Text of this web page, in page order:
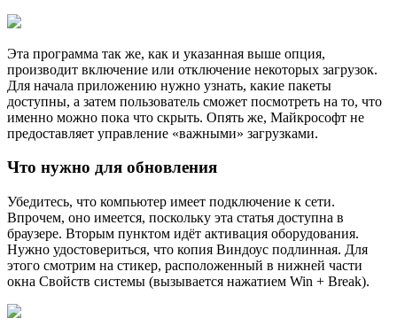
Эта программа так же, как и указанная выше опция,
производит включение или отключение некоторых загрузок.
Для начала приложению нужно узнать, какие пакеты
доступны, а затем пользователь сможет посмотреть на то, что
именно можно пока что скрыть. Опять же, Майкрософт не
предоставляет управление «важными» загрузками.
Что нужно для обновления
Убедитесь, что компьютер имеет подключение к сети.
Впрочем, оно имеется, поскольку эта статья доступна в
браузере. Вторым пунктом идёт активация оборудования.
Нужно удостовериться, что копия Виндоус подлинная. Для
этого смотрим на стикер, расположенный в нижней части
окна Свойств системы (вызывается нажатием Win + Break).